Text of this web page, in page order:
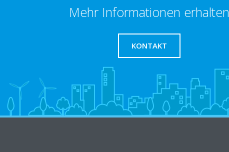
Mehr Informationen erhalten
KONTAKT